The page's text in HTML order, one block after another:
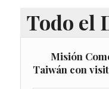
Todo el
Misión
Taiwán con